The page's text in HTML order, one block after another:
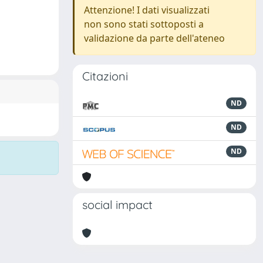
Attenzione! I dati visualizzati
non sono stati sottoposti a
validazione da parte dell'ateneo
Citazioni
ND
ND
ND
social impact